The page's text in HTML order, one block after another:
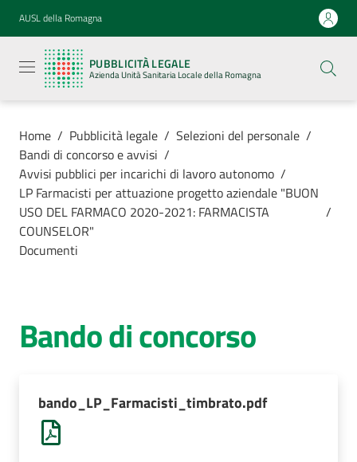
Vai al contenuto
Vai alla navigazione
Vai al footer
AUSL della Romagna
PUBBLICITÀ LEGALE
Azienda Unità Sanitaria Locale della Romagna
legale
Azienda
Unità
Locale della
Azienda
cura
Comunica
Home / Pubblicità legale / Selezioni del personale /
Bandi di concorso e avvisi /
Avvisi pubblici per incarichi di lavoro autonomo /
LP Farmacisti per attuazione progetto aziendale "BUON
USO DEL FARMACO 2020-2021: FARMACISTA
COUNSELOR"
/
Documenti
Bando di concorso
bando_LP_Farmacisti_timbrato.pdf